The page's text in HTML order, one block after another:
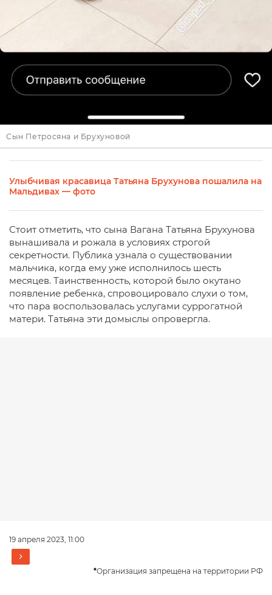
Сын Петросяна и Брухуновой
Улыбчивая красавица Татьяна Брухунова пошалила на
Мальдивах — фото
Стоит отметить, что сына Вагана Татьяна Брухунова
вынашивала и рожала в условиях строгой
секретности. Публика узнала о существовании
мальчика, когда ему уже исполнилось шесть
месяцев. Таинственность, которой было окутано
появление ребенка, спровоцировало слухи о том,
что пара воспользовалась услугами суррогатной
матери. Татьяна эти домыслы опровергла.
19 апреля 2023, 11:00
*Организация запрещена на территории РФ